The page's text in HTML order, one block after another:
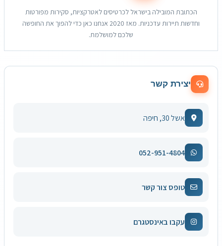
הכתובת המובילה בישראל לכרטיסים לאטרקציות, סקירות מפורטות
וחדשות תיירות עדכניות. מאז 2020 אנחנו כאן כדי להפוך את החופשה
שלכם למושלמת.
יצירת קשר
אשל 30, חיפה
052-951-4804
טופס צור קשר
עקבו באינסטגרם